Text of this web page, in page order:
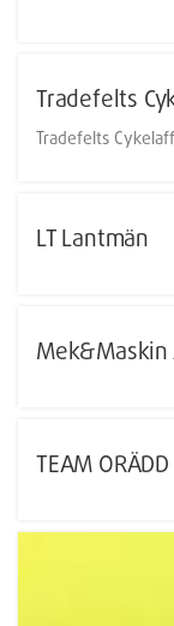
Tradefelts
Tradefelts
LT Lantmän
Mek&Maskin
TEAM ORÄDD